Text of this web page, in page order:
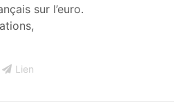
sur l’euro.
Lien